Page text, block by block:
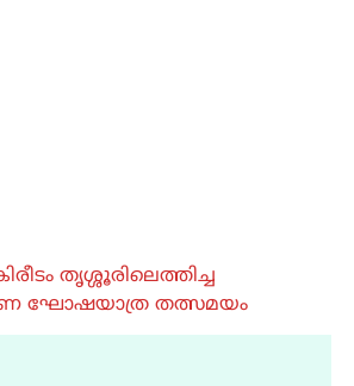
തൃശ്ശൂരിലെത്തിച്ച
ഘോഷയാത്ര തത്സമയം